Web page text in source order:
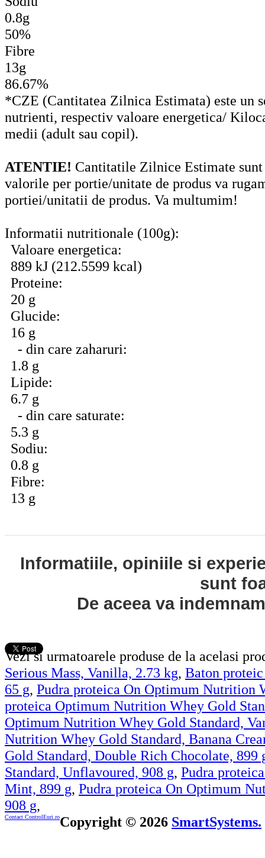
0.8g
50%
Fibre
13g
86.67%
*CZE (Cantitatea Zilnica Estimata) este
nutrienti, respectiv valoare energetica/
medii (adult sau copil).
ATENTIE! Cantitatile Zilnice Estimate
valorile per portie/unitate de produs va
portiei/unitatii de produs. Va multumim!
Informatii nutritionale (100g):
Valoare energetica:
889 kJ (212.5599 kcal)
Proteine:
20 g
Glucide:
16 g
- din care zaharuri:
1.8 g
Lipide:
6.7 g
- din care saturate:
5.3 g
Sodiu:
0.8 g
Fibre:
13 g
Informatiile, opiniile si
sunt
De aceea va
Vezi si urmatoarele produse de la acelasi
Serious Mass, Vanilla, 2.73 kg, Baton
65 g, Pudra proteica On Optimum Nutrition
proteica Optimum Nutrition Whey Gold
Optimum Nutrition Whey Gold Standard,
Nutrition Whey Gold Standard, Banana
Gold Standard, Double Rich Chocolate, 899
Standard, Unflavoured, 908 g, Pudra
Mint, 899 g, Pudra proteica On Optimum
908 g,
Contact ControlEuri.roCopyright © 2026 SmartSystems.